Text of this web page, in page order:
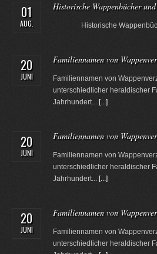
01
AUG.
Historische Wappenbücher
Historische
20
JUNI
Familiennamen von
Familiennamen von
unterschiedlicher heraldischer
Jahrhundert... [...]
20
JUNI
Familiennamen von
Familiennamen von
unterschiedlicher heraldischer
Jahrhundert... [...]
20
JUNI
Familiennamen von
Familiennamen von
unterschiedlicher heraldischer